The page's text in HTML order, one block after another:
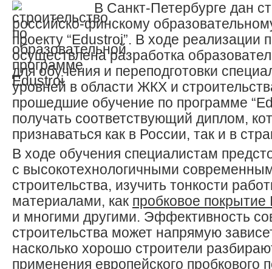
В Санкт-Петербурге дан
российско-финскому
проекту “Edustroi”. В ходе реализации
осуществлена разработка
для обучения и переподготовки
уровней в области ЖКХ и
прошедшие обучение по программе
получать соответствующий диплом,
признаваться как в России, так и в
В ходе обучения специалистам
с высокотехнологичными
строительства, изучить тонкости
материалами, как пробковое покрытие
и многими другими. Эффективность
строительства может напрямую
насколько хорошо строители
применения европейского пробкового